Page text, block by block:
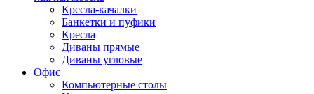
Кресла-качалки
Банкетки и пуфики
Кресла
Диваны прямые
Диваны угловые
Офис
Компьютерные столы